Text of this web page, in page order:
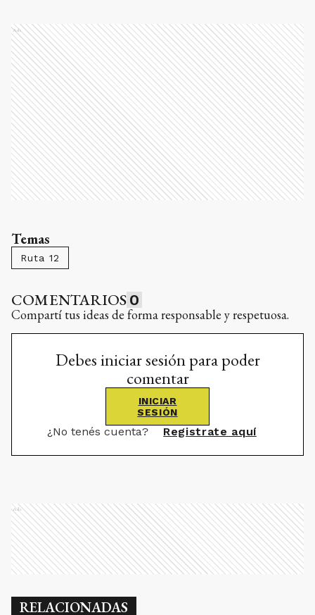
Ads
Temas
Ruta 12
COMENTARIOS 0
Compartí tus ideas de forma responsable y respetuosa.
Debes iniciar sesión para poder
comentar
INICIAR
SESIÓN
¿No tenés cuenta? Registrate aquí
Ads
RELACIONADAS